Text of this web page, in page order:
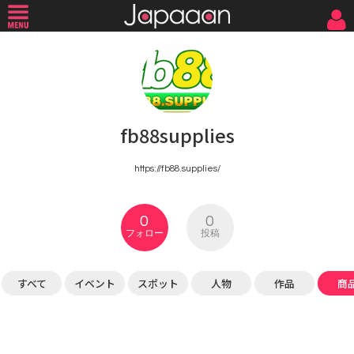
fb88supplies
https://fb88.supplies/
0
フォロー
0
投稿
すべて イベント スポット 人物 作品 商